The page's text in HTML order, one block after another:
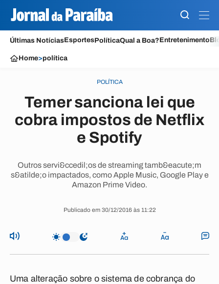
Últimas NotíciasEsportesPolíticaQual a Boa?Entretenimento
Home>política
POLÍTICA
Temer sanciona lei que
cobra impostos de Netflix
e Spotify
Outros servi&ccedil;os de streaming tamb&eacute;m
s&atilde;o impactados, como Apple Music, Google Play e
Amazon Prime Video.
Publicado em 30/12/2016 às 11:22
Uma alteração sobre o sistema de cobrança do